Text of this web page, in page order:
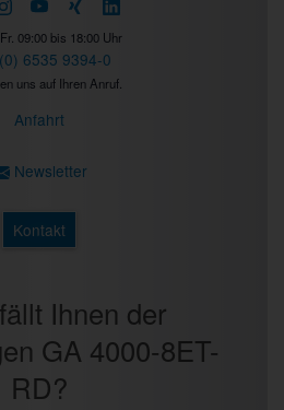
09:00 bis 18:00 Uhr
6535 9394-0
uns auf Ihren Anruf.
Anfahrt
Newsletter
Kontakt
Ihnen der
GA 4000-8ET-
RD?